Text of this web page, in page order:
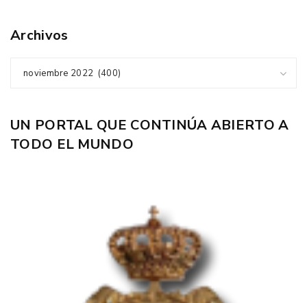
Archivos
noviembre 2022 (400)
UN PORTAL QUE CONTINÚA ABIERTO A
TODO EL MUNDO